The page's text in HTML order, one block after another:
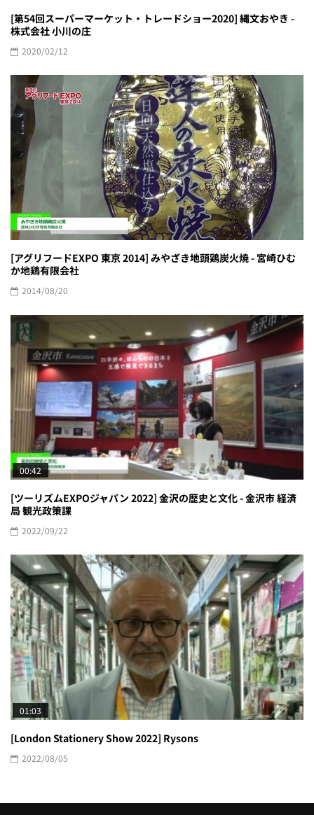
[第54回スーパーマーケット・トレードショー2020] 縄文おやき -
株式会社 小川の庄
2020/02/12
[アグリフードEXPO 東京 2014] みやざき地頭鶏炭火焼 - 宮崎ひむ
か地鶏有限会社
2014/08/20
00:42
[ツーリズムEXPOジャパン 2022] 金沢の歴史と文化 - 金沢市 経済
局 観光政策課
2022/09/22
01:03
[London Stationery Show 2022] Rysons
2022/08/05